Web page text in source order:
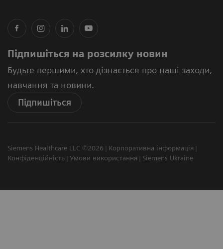
Підпишіться на розсилку новин
Будьте першими, хто дізнається про наші заходи,
навчання та новини.
Підпишіться
Siemens Healthcare LLC ©2026
Корпоративна інформація
Конфіденційність
Умови використання Siemens Ukraine